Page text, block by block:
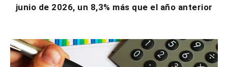
junio de 2026, un 8,3% más que el año anterior